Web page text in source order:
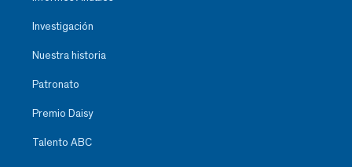
Investigación
Nuestra historia
Patronato
Premio Daisy
Talento ABC